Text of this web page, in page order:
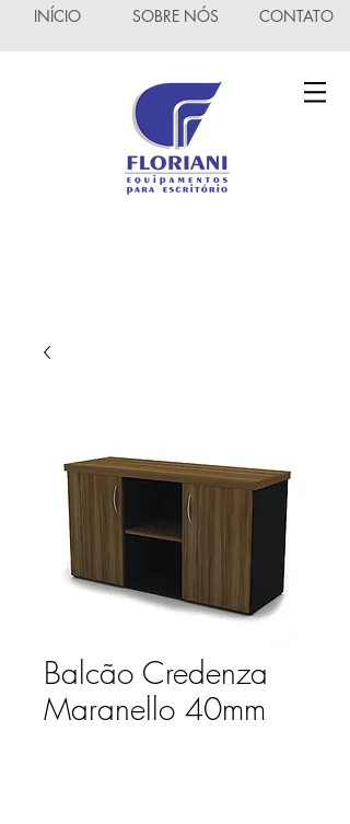
CONTATO
SOBRE NÓS
INÍCIO
Balcão Credenza
Maranello 40mm